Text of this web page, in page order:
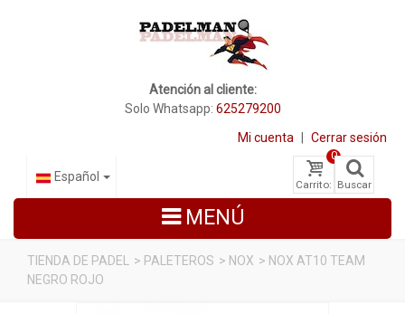
Atención al cliente:
Solo Whatsapp: 625279200
Mi cuenta Cerrar sesión
Carrito:
0
Buscar
Español
MENÚ
TIENDA DE PADEL > PALETEROS > NOX > NOX AT10 TEAM
NEGRO ROJO